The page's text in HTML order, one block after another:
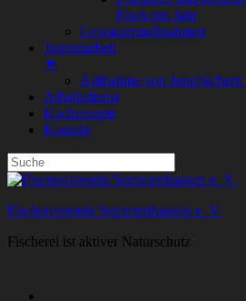
Fisch pro Jahr
Gewässermaßnahmen
Jugendarbeit
▼
Aufnahme von Jungfischern
Arbeitsdienst
Kochrezepte
Kontakt
Fischereiverein Sommershausen e. V.
Fischerei ist aktiver Naturschutz